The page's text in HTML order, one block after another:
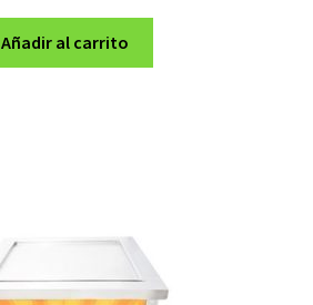
precio
original
era:
precio
actual
es:
Añadir al carrito